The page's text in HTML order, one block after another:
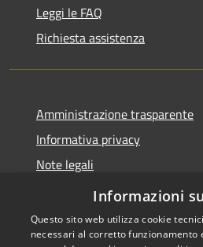
Leggi le FAQ
Richiesta assistenza
Amministrazione trasparente
Informativa privacy
Note legali
Dichiarazione di accessibilità
Informazioni
Questo sito web utilizza cookie
necessari al corretto funzionamento